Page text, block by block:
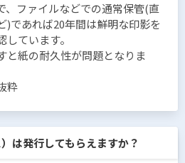
、ファイルなどでの通常保管(直
)であれば20年間は鮮明な印影を
ています。
と紙の耐久性が問題となりま
粋
は発行してもらえますか？